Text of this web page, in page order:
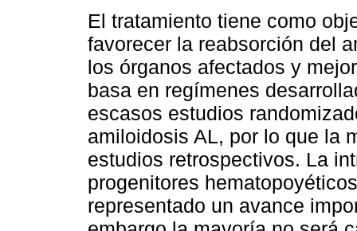
El tratamiento tiene como
favorecer la reabsorción del
los órganos afectados y
basa en regímenes
escasos estudios
amiloidosis AL, por lo que la
estudios retrospectivos. La
progenitores
representado un avance